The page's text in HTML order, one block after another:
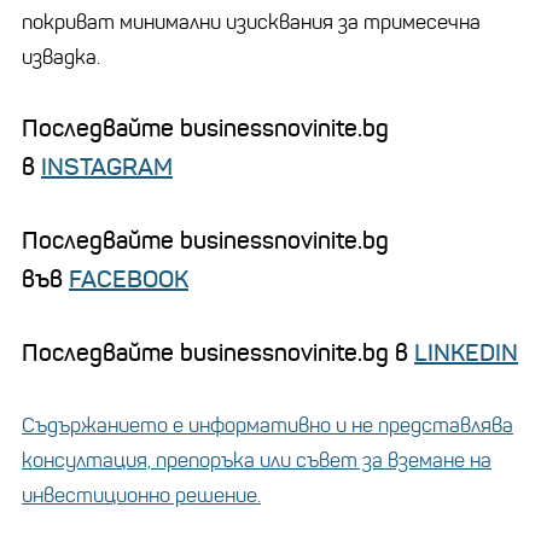
покриват минимални изисквания за тримесечна
извадка.
Последвайте businessnovinite.bg
в INSTAGRAM
Последвайте businessnovinite.bg
във FACEBOOK
Последвайте businessnovinite.bg в LINKEDIN
Съдържанието е информативно и не представлява
консултация, препоръка или съвет за вземане на
инвестиционно решение.